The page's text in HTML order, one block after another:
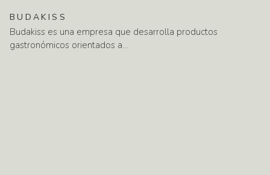
BUDAKISS
Budakiss es una empresa que desarrolla productos
gastronómicos orientados a…